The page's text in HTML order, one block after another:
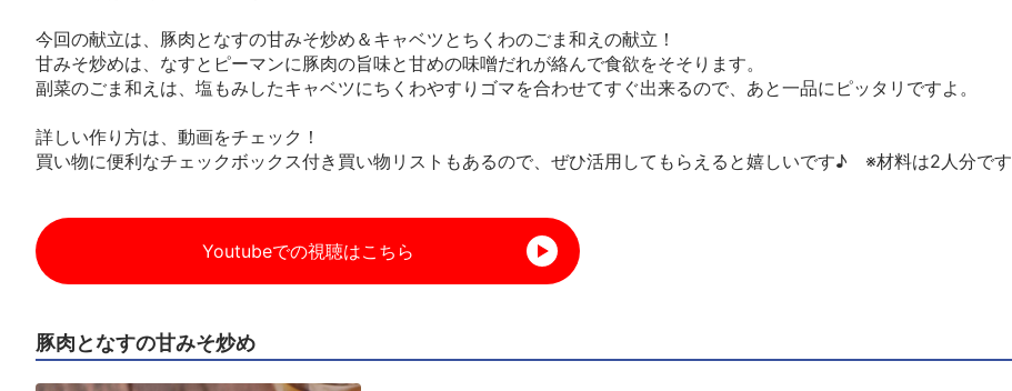
今回の献立は、豚肉となすの甘みそ炒め＆キャベツとちくわのごま和えの献立！
甘みそ炒めは、なすとピーマンに豚肉の旨味と甘めの味噌だれが絡んで食欲をそそります。
副菜のごま和えは、塩もみしたキャベツにちくわやすりゴマを合わせてすぐ出来るので、あと一品にピッタリですよ。
詳しい作り方は、動画をチェック！
買い物に便利なチェックボックス付き買い物リストもあるので、ぜひ活用してもらえると嬉しいです♪ ※材料は2人分です
Youtubeでの視聴はこちら
豚肉となすの甘みそ炒め